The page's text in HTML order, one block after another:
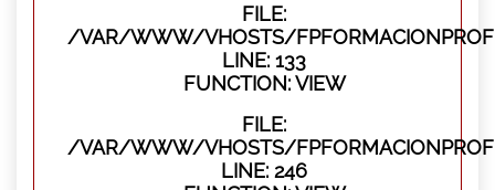
FILE:
/VAR/WWW/VHOSTS/
LINE: 133
FUNCTION: VIEW
FILE:
/VAR/WWW/VHOSTS/
LINE: 246